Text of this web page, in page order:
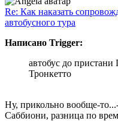
Re: Как наказать
автобусного тура
Написано Trigger:
автобус до
Тронкетто
Ну, прикольно вообще-
Саббиони, разница по